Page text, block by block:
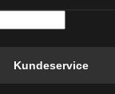
Kundeservice